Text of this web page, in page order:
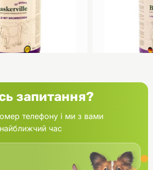
та ожина
В кошик
Baskerville
запитання?
телефону і ми з вами
час